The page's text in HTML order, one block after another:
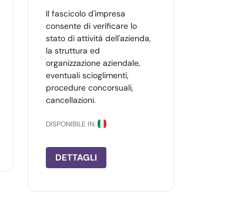
Il fascicolo d'impresa
consente di verificare lo
stato di attività dell'azienda,
la struttura ed
organizzazione aziendale,
eventuali scioglimenti,
procedure concorsuali,
cancellazioni.
DISPONIBILE IN:
DETTAGLI